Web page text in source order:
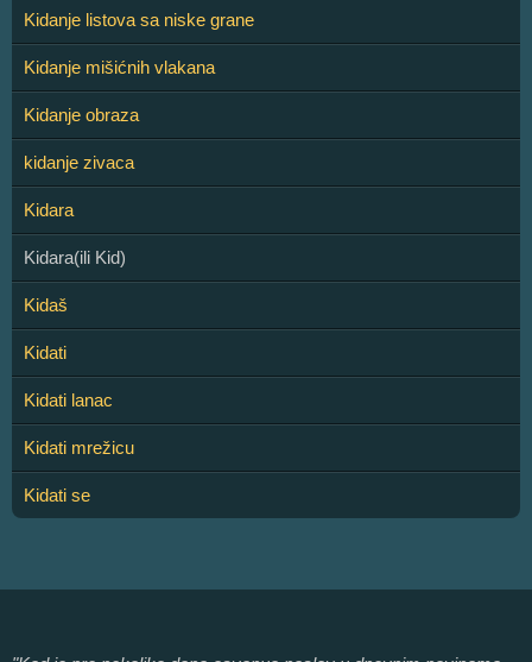
Kidanje listova sa niske grane
Kidanje mišićnih vlakana
Kidanje obraza
kidanje zivaca
Kidara
Kidara(ili Kid)
Kidaš
Kidati
Kidati lanac
Kidati mrežicu
Kidati se